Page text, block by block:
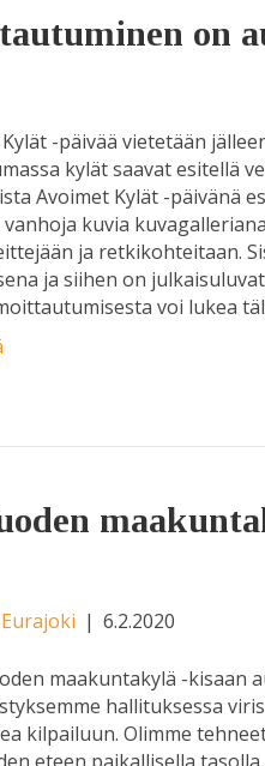
on
-päivää vietetään
kylät saavat esitellä
Avoimet Kylät -päivänä
vanhoja kuvia
ja retkikohteitaan.
ja siihen on
voi lukea
| 6.2.2020
maakuntakylä -kisaan
hallituksessa
kilpailuun. Olimme